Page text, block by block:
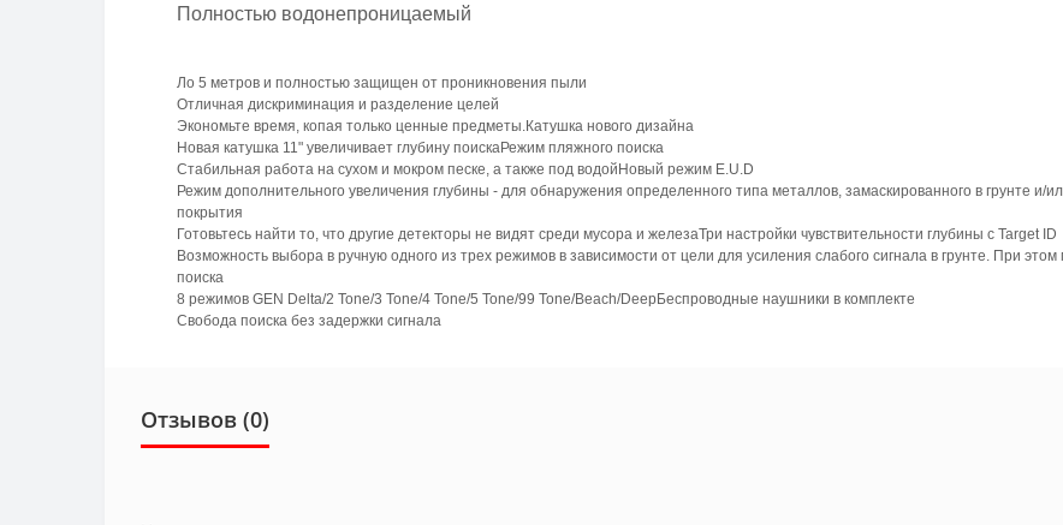
Полностью водонепроницаемый
Ло 5 метров и полностью защищен от проникновения пыли
Отличная дискриминация и разделение целей
Экономьте время, копая только ценные предметы.Катушка нового дизайна
Новая катушка 11" увеличивает глубину поискаРежим пляжного поиска
Стабильная работа на сухом и мокром песке, а также под водой Новый режим E.U.D
Режим дополнительного увеличения глубины - для обнаружения определенного типа металлов, замаскированного в грунте и/
покрытия
Готовьтесь найти то, что другие детекторы не видят среди мусора и железаТри настройки чувствительности глубины с Target ID
Возможность выбора в ручную одного из трех режимов в зависимости от цели для усиления слабого сигнала в грунте. При
поиска
8 режимов GEN Delta/2 Tone/3 Tone/4 Tone/5 Tone/99 Tone/Beach/DeepБеспроводные наушники в комплекте
Свобода поиска без задержки сигнала
Отзывов (0)